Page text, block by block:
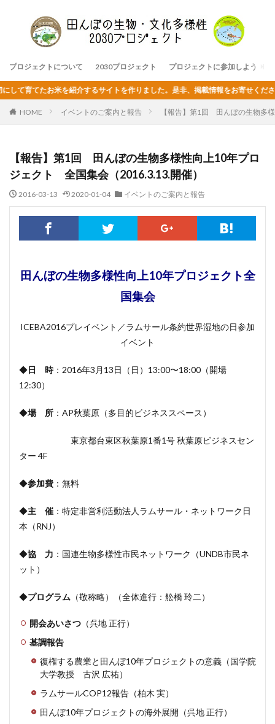
プロジェクトについて 2030プロジェクト プロジェクトに参加しよう
お米を紹介するサイトを作りました。是非、掲載情報をお寄せください。
HOME イベントのご案内と報告 【報告】第1回 田んぼの生物多
【報告】第1回 田んぼの生物多様性向上10年プロ
ジェクト 全国集会（2016.3.13.開催）
2016-03-13 2020-01-04 イベントのご案内と報告
田んぼの生物多様性向上10年プロジェクト全
国集会
ICEBA2016プレイベント／ラムサール条約世界湿地の日参加
イベント
◆日 時：2016年3月13日（日）13:00〜18:00（開場
12:30）
◆場 所 ：AP秋葉原（多目的ビジネススペース）
東京都台東区秋葉原1番1号 秋葉原ビジネスセン
ター 4F
◆参加費 ：無料
◆主 催 ：特定非営利活動法人ラムサール・ネットワーク日
本（RNJ）
◆協 力 ：国連生物多様性市民ネットワーク（UNDB市民ネ
ット）
◆プログラム （敬称略）（全体進行：舩橋 玲二）
開会あいさつ （呉地 正行）
基調報告
復権する農業と田んぼ10年プロジェクトの意義（国学院
大学教授 古沢 広祐）
ラムサールCOP12報告（柏木 実）
田んぼ10年プロジェクトの海外展開（呉地 正行）